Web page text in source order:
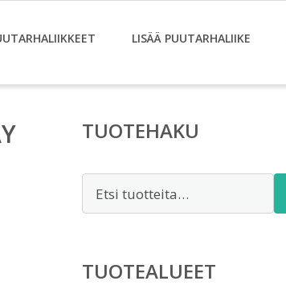
LISÄÄ PUUTARHALIIKE
TUOTEHAKU
TUOTEALUEET